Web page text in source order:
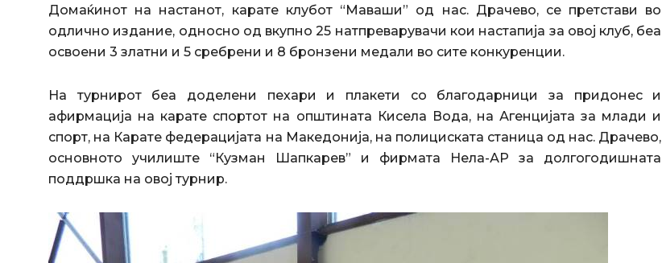
Домаќинот на настанот, карате клубот “Маваши” од нас. Драчево, се претстави во
одлично издание, односно од вкупно 25 натпреварувачи кои настапија за овој клуб, беа
освоени 3 златни и 5 сребрени и 8 бронзени медали во сите конкуренции.
На турнирот беа доделени пехари и плакети со благодарници за придонес и
афирмација на карате спортот на општината Кисела Вода, на Агенцијата за млади и
спорт, на Карате федерацијата на Македонија, на полициската станица од нас. Драчево,
основното училиште “Кузман Шапкарев” и фирмата Нела-АР за долгогодишната
поддршка на овој турнир.